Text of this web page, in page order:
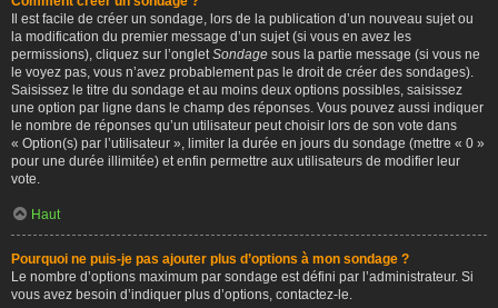
Il est facile de créer un sondage, lors de la publication d’un nouveau sujet ou
la modification du premier message d’un sujet (si vous en avez les
permissions), cliquez sur l’ongletSondage sous la partie message (si vous ne
le voyez pas, vous n’avez probablement pas le droit de créer des sondages).
Saisissez le titre du sondage et au moins deux options possibles, saisissez
une option par ligne dans le champ des réponses. Vous pouvez aussi indiquer
le nombre de réponses qu’un utilisateur peut choisir lors de son vote dans
« Option(s) par l’utilisateur », limiter la durée en jours du sondage (mettre « 0 »
pour une durée illimitée) et enfin permettre aux utilisateurs de modifier leur
vote.
Haut
Pourquoi ne puis-je pas ajouter plus d’options à mon sondage ?
Le nombre d’options maximum par sondage est défini par l’administrateur. Si
vous avez besoin d’indiquer plus d’options, contactez-le.